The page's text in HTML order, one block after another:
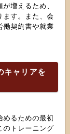
増えるため、
ます。また、会
働契約書や就業
キャリアを
めるための最初
のトレーニング